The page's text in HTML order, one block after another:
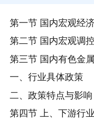
第一节 国内宏观经
第二节 国内宏观调
第三节 国内有色金
一、行业具体政策
二、政策特点与影响
第四节 上、下游行